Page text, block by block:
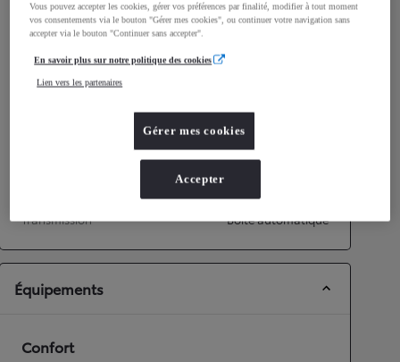
Émissions CO2
92g/km
Performances
Accélération 0-100km/h
Roues motrices avant
Transmission
Boîte automatique
Équipements
Confort
Vous pouvez accepter les cookies, gérer vos préférences par finalité, modifier à tout moment
vos consentements via le bouton "Gérer mes cookies", ou continuer votre navigation sans
accepter via le bouton "Continuer sans accepter".
En savoir plus sur notre politique des cookies
Lien vers les partenaires
Gérer mes cookies
Accepter